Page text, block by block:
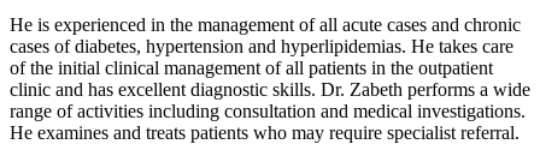
He is experienced in the management of all acute cases and chronic
cases of diabetes, hypertension and hyperlipidemias. He takes care
of the initial clinical management of all patients in the outpatient
clinic and has excellent diagnostic skills. Dr. Zabeth performs a wide
range of activities including consultation and medical investigations.
He examines and treats patients who may require specialist referral.